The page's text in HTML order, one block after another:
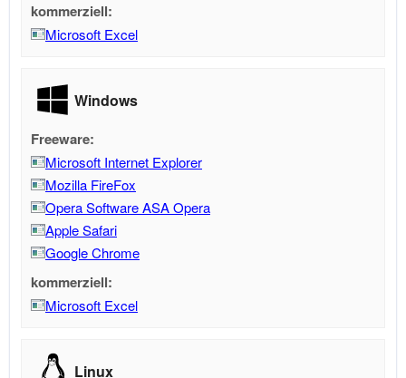
kommerziell:
Microsoft Excel
Windows
Freeware:
Microsoft Internet Explorer
Mozilla FireFox
Opera Software ASA Opera
Apple Safari
Google Chrome
kommerziell:
Microsoft Excel
Linux